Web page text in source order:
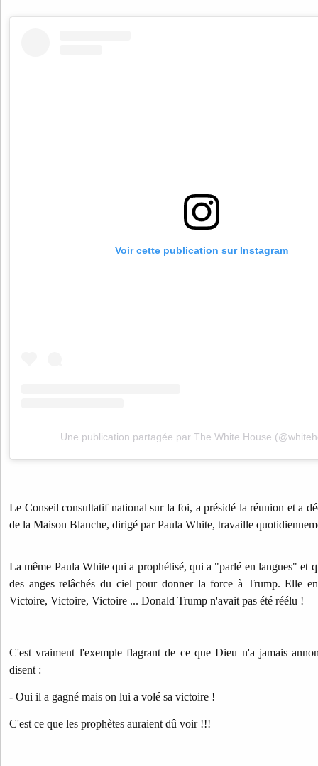
Voir cette publication sur Instagram
Une publication partagée par The White House
Le Conseil consultatif national sur la foi, a présidé la réunion et a
de la Maison Blanche, dirigé par Paula White, travaille
La même Paula White qui a prophétisé, qui a "parlé en langues" et
des anges relâchés du ciel pour donner la force à Trump. Elle
Victoire, Victoire, Victoire ... Donald Trump n'avait pas été réélu !
C'est vraiment l'exemple flagrant de ce que Dieu n'a jamais
disent :
- Oui il a gagné mais on lui a volé sa victoire !
C'est ce que les prophètes auraient dû voir !!!